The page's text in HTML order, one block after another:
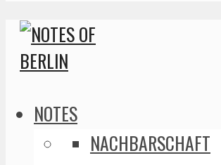
NOTES
NACHBARSCHAFT